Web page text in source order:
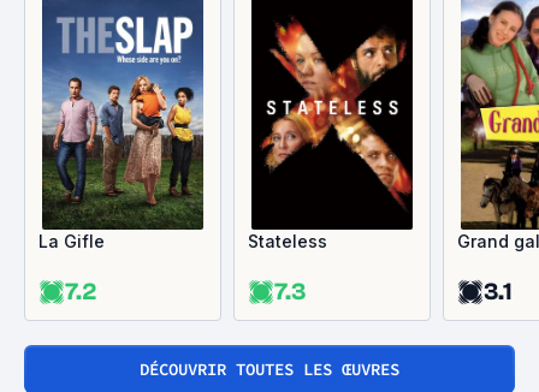
La Gifle
7.2
Stateless
7.3
Grand
3.1
DÉCOUVRIR TOUTES LES ŒUVRES